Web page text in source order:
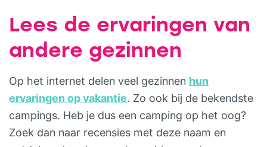
Lees de ervaringen van
andere gezinnen
Op het internet delen veel gezinnen hun
ervaringen op vakantie. Zo ook bij de bekendste
campings. Heb je dus een camping op het oog?
Zoek dan naar recensies met deze naam en